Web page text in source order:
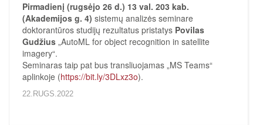
Pirmadienį (rugsėjo 26 d.) 13 val. 203 kab.
(Akademijos g. 4) sistemų analizės seminare
doktorantūros studijų rezultatus pristatys Povilas
Gudžius „AutoML for object recognition in satellite
imagery“.
Seminaras taip pat bus transliuojamas „MS Teams“
aplinkoje (https://bit.ly/3DLxz3o).
22.RUGS.2022